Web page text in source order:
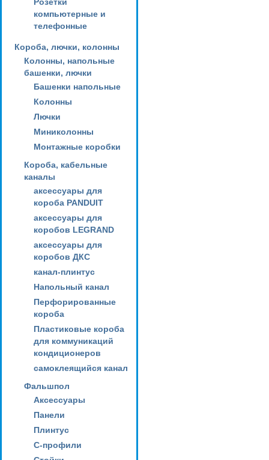
компьютерные и
телефонные
Короба, лючки, колонны
Колонны, напольные
башенки, лючки
Башенки напольные
Колонны
Лючки
Миниколонны
Монтажные коробки
Короба, кабельные
каналы
аксессуары для
короба PANDUIT
аксессуары для
коробов LEGRAND
аксессуары для
коробов ДКС
канал-плинтус
Напольный канал
Перфорированные
короба
Пластиковые короба
для коммуникаций
кондиционеров
самоклеящийся канал
Фальшпол
Аксессуары
Панели
Плинтус
С-профили